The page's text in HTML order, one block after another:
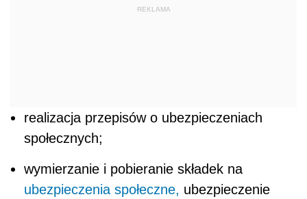
REKLAMA
realizacja przepisów o ubezpieczeniach
społecznych;
wymierzanie i pobieranie składek na
ubezpieczenia społeczne, ubezpieczenie